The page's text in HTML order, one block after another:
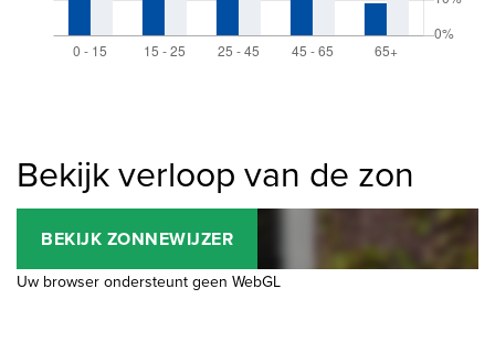
Bekijk verloop van de zon
BEKIJK ZONNEWIJZER
Uw browser ondersteunt geen WebGL